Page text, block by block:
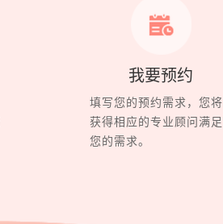
我要预约
填写您的预约需求，您将
获得相应的专业顾问满足
您的需求。